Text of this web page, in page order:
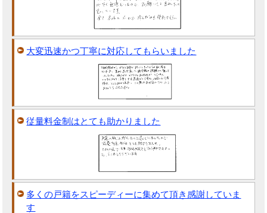
大変迅速かつ丁寧に対応してもらいました
従量料金制はとても助かりました
多くの戸籍をスピーディーに集めて頂き感謝していま
す